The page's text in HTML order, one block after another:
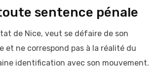
sentence pénale
de Nice, veut se défaire de son
ne correspond pas à la réalité du
identification avec son mouvement.